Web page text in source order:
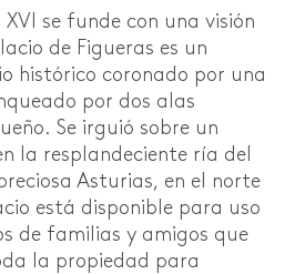
se funde con una visión
de Figueras es un
histórico coronado por una
por dos alas
Se irguió sobre un
la resplandeciente ría del
Asturias, en el norte
está disponible para uso
de familias y amigos que
la propiedad para